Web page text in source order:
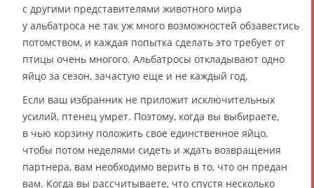
с другими представителями животного мира
у альбатроса не так уж много возможностей обзавестись
потомством, и каждая попытка сделать это требует от
птицы очень многого. Альбатросы откладывают одно
яйцо за сезон, зачастую еще и не каждый год.
Если ваш избранник не приложит исключительных
усилий, птенец умрет. Поэтому, когда вы выбираете,
в чью корзину положить свое единственное яйцо,
чтобы потом неделями сидеть и ждать возвращения
партнера, вам необходимо верить в то, что он предан
вам. Когда вы рассчитываете, что спустя несколько